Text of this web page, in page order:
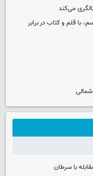
می‌کند
با قلم و کتاب در برابر
با سرطان